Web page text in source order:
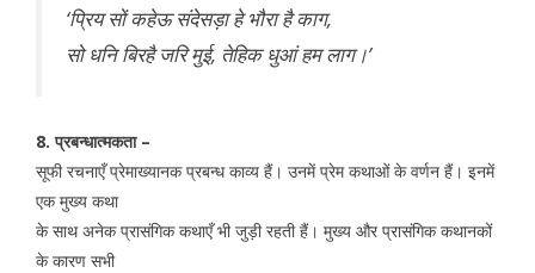
‘प्रिय सों कहेऊ संदेसड़ा हे भौरा है काग,
सो धनि बिरहै जरि मुई, तेहिक धुआं हम लाग।’
8. प्रबन्धात्मकता –
सूफी रचनाएँ प्रेमाख्यानक प्रबन्ध काव्य हैं। उनमें प्रेम कथाओं के वर्णन हैं। इनमें
एक मुख्य कथा
के साथ अनेक प्रासंगिक कथाएँ भी जुड़ी रहती हैं। मुख्य और प्रासंगिक कथानकों
के कारण सभी